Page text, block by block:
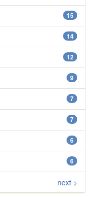
15
14
12
9
7
7
6
6
next >